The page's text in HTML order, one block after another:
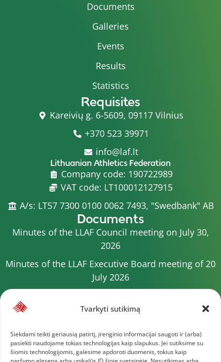
Tvarkyti sutikimą
Siekdami teikti geriausią patirtį, įrenginio informacijai saugoti ir (arba)
pasiekti naudojame tokias technologijas kaip slapukus. Jei sutiksime su
šiomis technologijomis, galėsime apdoroti duomenis, tokius kaip
Documents
Galleries
Events
Results
Statistics
Requisites
Kareivių g. 6-5609, 09117 Vilnius
+370 523 39971
info@laf.lt
Lithuanian Athletics Federation
Company code: 190722989
VAT code: LT100012127915
A/s: LT57 7300 0100 0062 7493, "Swedbank" AB
Documents
Minutes of the LLAF Council meeting on July 30,
2026
Minutes of the LLAF Executive Board meeting of 20
July 2026
2026
Minutes of the LLAF Council meeting of 4 July 2026